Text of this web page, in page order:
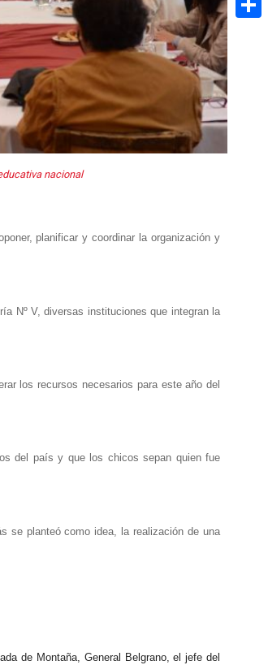
nacional
planificar y coordinar la organización y
Nº V, diversas instituciones que integran la
los recursos necesarios para este año del
del país y que los chicos sepan quien fue
se planteó como idea, la realización de una
de Montaña, General Belgrano, el jefe del